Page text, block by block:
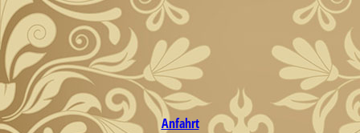
Anfahrt